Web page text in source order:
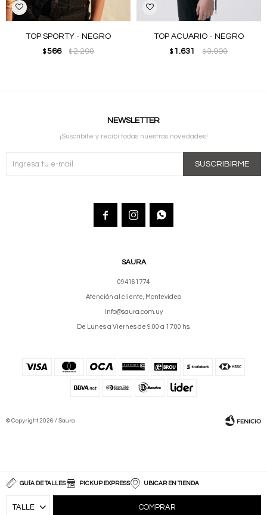
GUÍA DE TALLES PICKUP EXPRESS UBICAR EN TIENDA
COMPRAR
TOP SPORTY - NEGRO
$ 566 $2.290
TOP ACUARIO - NEGRO
$ 1.631 $3.990
SAURA
094161774
Atención al cliente, Montevideo
info@saura.com.uy
De Lunes a Viernes de 9:00 a 17:00 hs.
NEWSLETTER
¡Suscribite y recibí todas nuestras novedades!
SUSCRIBIRME
  
© Copyright 2026 / Saura